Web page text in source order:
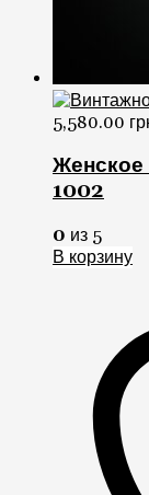
5,580.00
1002
0 из 5
В корзину